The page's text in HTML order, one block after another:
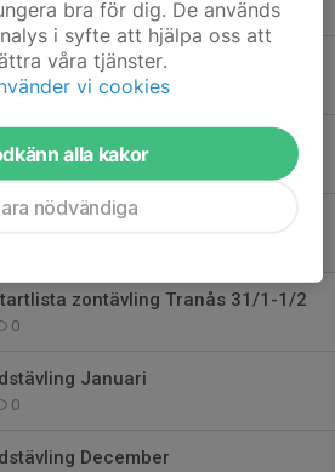
0
4, 14-15/3 i Sandsjöfors
0
digitalt
0
2
zontävling Tranås 31/1-1/2
0
Januari
0
December
bra för dig. De används
i syfte att hjälpa oss att
våra tjänster.
vi cookies
alla kakor
nödvändiga